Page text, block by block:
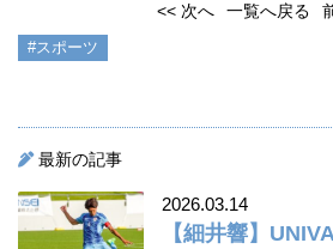
<< 次へ 一覧へ戻る
#スポーツ
最新の記事
2026.03.14
【細井響】